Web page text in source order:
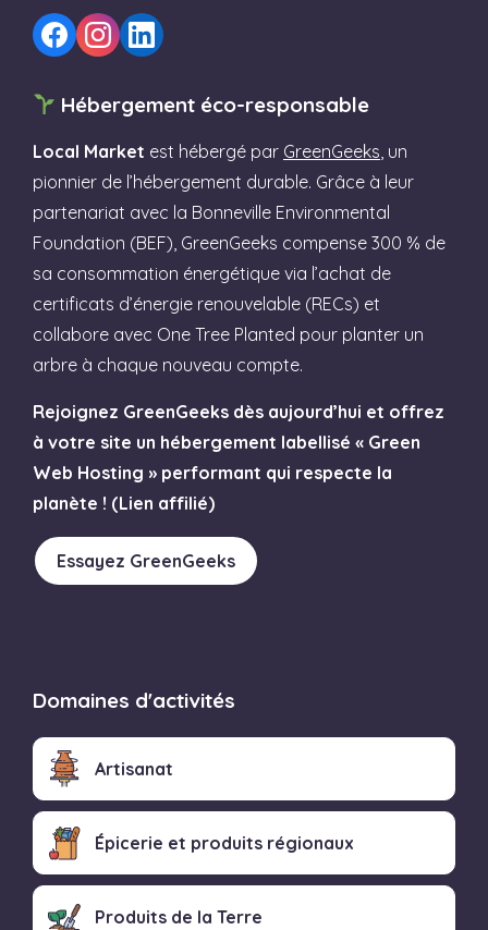
Hébergement éco-responsable
Local Market est hébergé par GreenGeeks, un
pionnier de l’hébergement durable. Grâce à leur
partenariat avec la Bonneville Environmental
Foundation (BEF), GreenGeeks compense 300 % de
sa consommation énergétique via l’achat de
certificats d’énergie renouvelable (RECs) et
collabore avec One Tree Planted pour planter un
arbre à chaque nouveau compte.
Rejoignez GreenGeeks dès aujourd’hui et offrez
à votre site un hébergement labellisé « Green
Web Hosting » performant qui respecte la
planète ! (Lien affilié)
Essayez GreenGeeks
Domaines d'activités
Artisanat
Épicerie et produits régionaux
Produits de la Terre